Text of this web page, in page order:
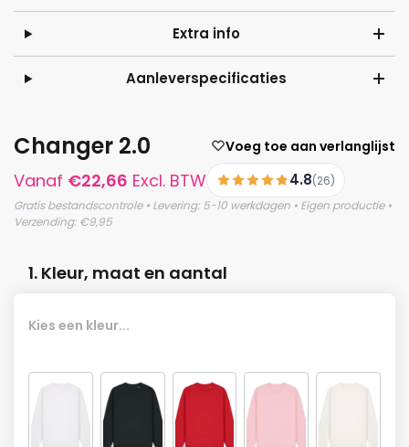
Extra info
Aanleverspecificaties
Changer 2.0 Voeg toe aan verlanglijst
Vanaf €22,66 Excl. BTW 4.8(26)
Gratis bestandscontrole • Levering: 5-10 werkdagen • Eigen productie •
Verzending: €9,95
1. Kleur, maat en aantal
Kies een kleur...